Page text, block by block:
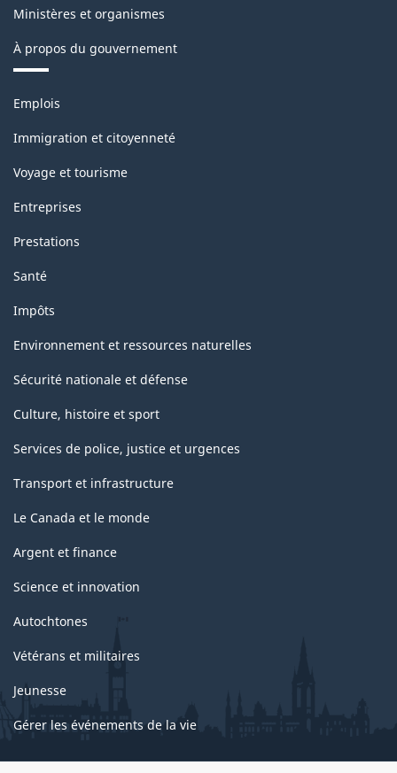
de
la
classification
Ministères et organismes
À propos du gouvernement
Thèmes
sujets
Emplois
Immigration et citoyenneté
Voyage et tourisme
Entreprises
Prestations
Santé
Impôts
Environnement et ressources naturelles
Sécurité nationale et défense
Culture, histoire et sport
Services de police, justice et urgences
Transport et infrastructure
Le Canada et le monde
Argent et finance
Science et innovation
Autochtones
Vétérans et militaires
Jeunesse
Gérer les événements de la vie